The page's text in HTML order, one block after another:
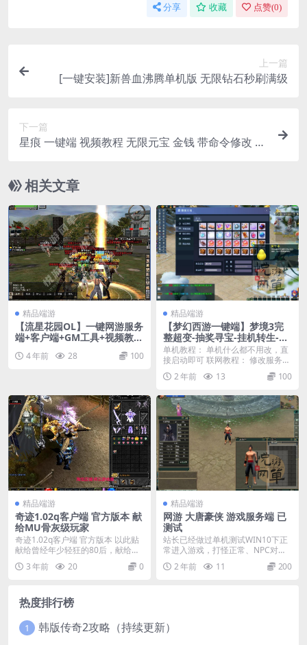
分享 收藏 点赞(0)
上一篇
[一键安装]新兽血沸腾单机版 无限钻石秒刷满级
下一篇
星痕 一键端 视频教程 无限元宝 金钱 带命令修改 经
相关文章
精品端游
【流星花园OL】一键网游服务
端+客户端+GM工具+视频教程
4 年前 28 100
精品端游
【梦幻西游一键端】梦境3完
整超变-抽奖寻宝-挂机转生-定
制称号雕像-便捷挂机
单机教程： 单机什么都不用改，直
接启动即可 联网教程： 修改服务端
下的confi...
2 年前 13 100
精品端游
奇迹1.02q客户端 官方版本 献
给MU骨灰级玩家
奇迹1.02q客户端 官方版本 以此贴
献给曾经年少轻狂的80后，献给M
U的骨灰玩...
3 年前 20 0
精品端游
网游 大唐豪侠 游戏服务端 已
测试
站长已经做过单机测试WIN10下正
常进入游戏，打怪正常、NPC对话
正常。其他的没...
2 年前 11 200
热度排行榜
1 韩版传奇2攻略（持续更新）